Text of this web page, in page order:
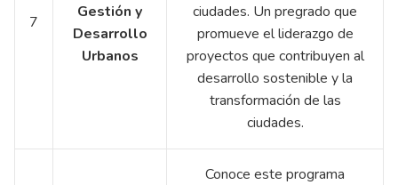
7
Gestión y
Desarrollo
Urbanos
ciudades. Un pregrado que
promueve el liderazgo de
proyectos que contribuyen al
desarrollo sostenible y la
transformación de las
ciudades.
Conoce este programa